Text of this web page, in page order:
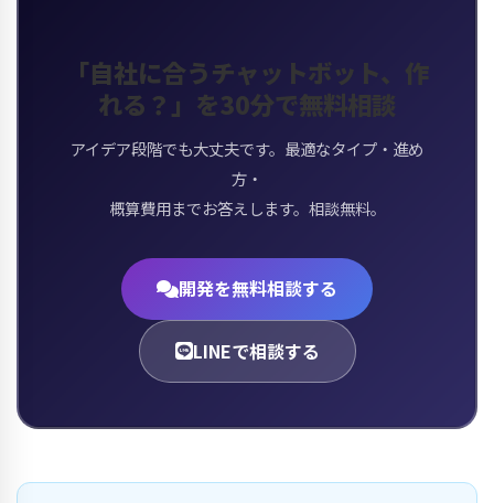
「自社に合うチャットボット、作
れる？」を30分で無料相談
アイデア段階でも大丈夫です。最適なタイプ・進め
方・
概算費用までお答えします。相談無料。
開発を無料相談する
LINEで相談する